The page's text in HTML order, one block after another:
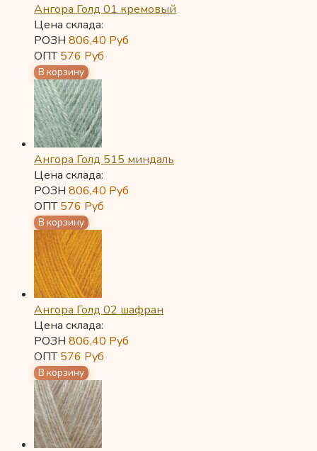
Ангора Голд 01 кремовый
Цена склада:
РОЗН 806,40 Руб
ОПТ576 Руб
Ангора Голд 515 миндаль
Цена склада:
РОЗН 806,40 Руб
ОПТ576 Руб
Ангора Голд 02 шафран
Цена склада:
РОЗН 806,40 Руб
ОПТ576 Руб